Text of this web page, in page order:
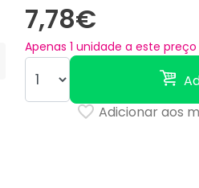
7,78€
Apenas 1 unidade a este preço
Adicionar aos